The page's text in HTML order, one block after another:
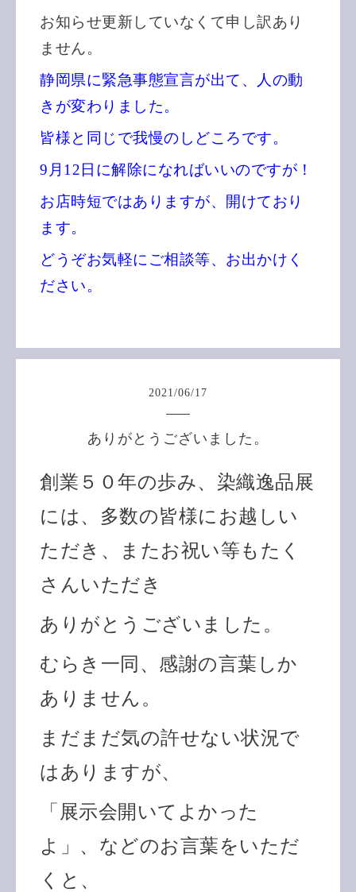
お知らせ更新していなくて申し訳あり
ません。
静岡県に緊急事態宣言が出て、人の動
きが変わりました。
皆様と同じで我慢のしどころです。
9月12日に解除になればいいのですが！
お店時短ではありますが、開けており
ます。
どうぞお気軽にご相談等、お出かけく
ださい。
2021 /06/17
ありがとうございました。
創業５０年の歩み、染織逸品展
には、多数の皆様にお越しい
ただき、またお祝い等もたく
さんいただき
ありがとうございました。
むらき一同、感謝の言葉しか
ありません。
まだまだ気の許せない状況で
はありますが、
「展示会開いてよかった
よ」、などのお言葉をいただ
くと、